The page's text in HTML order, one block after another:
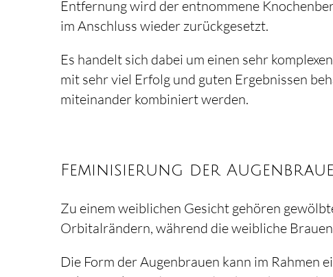
Entfernung wird der entnommene
im Anschluss wieder zurückgesetzt.
Es handelt sich dabei um einen sehr
mit sehr viel Erfolg und guten Ergebnissen
miteinander kombiniert werden.
Feminisierung der
Zu einem weiblichen Gesicht gehören
Orbitalrändern, während die weibliche
Die Form der Augenbrauen kann im